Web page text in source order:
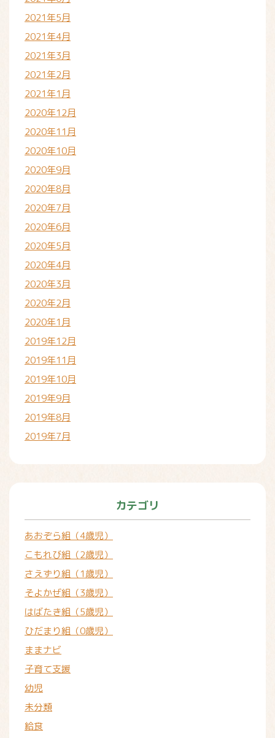
2021年5月
2021年4月
2021年3月
2021年2月
2021年1月
2020年12月
2020年11月
2020年10月
2020年9月
2020年8月
2020年7月
2020年6月
2020年5月
2020年4月
2020年3月
2020年2月
2020年1月
2019年12月
2019年11月
2019年10月
2019年9月
2019年8月
2019年7月
カテゴリ
あおぞら組（4歳児）
こもれび組（2歳児）
さえずり組（1歳児）
そよかぜ組（3歳児）
はばたき組（5歳児）
ひだまり組（0歳児）
ままナビ
子育て支援
幼児
未分類
給食